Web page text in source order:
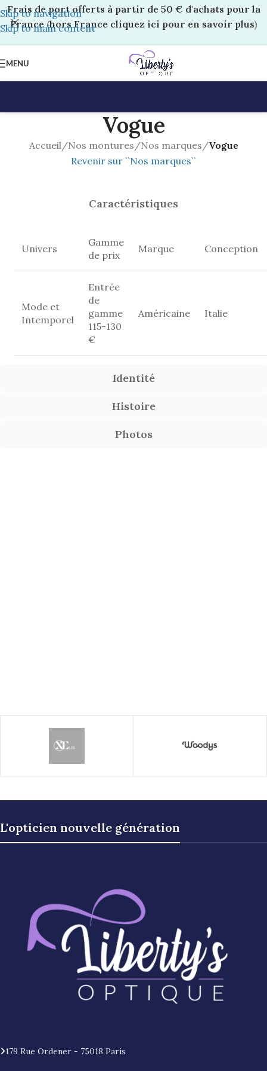
Skip to navigation
Skip to main content
Frais de port offerts à partir de 50 € d'achats pour la
France(hors France cliquez ici pour en savoir plus)
MENU
Vogue
Accueil/Nos montures /Nos marques /Vogue
Revenir sur ``Nos marques``
Caractéristiques
Univers
Gamme
de prix
Marque Conception
Mode et
Intemporel
Entrée
de
gamme
115-130
€
Américaine Italie
Identité
Histoire
Photos
L'opticien nouvelle génération
179 Rue Ordener - 75018 Paris